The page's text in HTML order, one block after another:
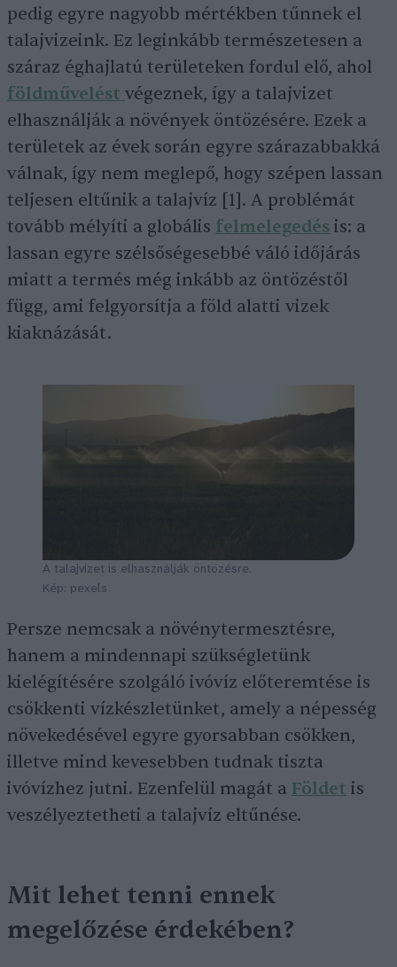
pedig egyre nagyobb mértékben tűnnek el
talajvizeink. Ez leginkább természetesen a
száraz éghajlatú területeken fordul elő, ahol
földművelést végeznek, így a talajvizet
elhasználják a növények öntözésére. Ezek a
területek az évek során egyre szárazabbakká
válnak, így nem meglepő, hogy szépen lassan
teljesen eltűnik a talajvíz [1]. A problémát
tovább mélyíti a globális felmelegedés is: a
lassan egyre szélsőségesebbé váló időjárás
miatt a termés még inkább az öntözéstől
függ, ami felgyorsítja a föld alatti vizek
kiaknázását.
A talajvizet is elhasználják öntözésre.
Kép: pexels
Persze nemcsak a növénytermesztésre,
hanem a mindennapi szükségletünk
kielégítésére szolgáló ivóvíz előteremtése is
csökkenti vízkészletünket, amely a népesség
növekedésével egyre gyorsabban csökken,
illetve mind kevesebben tudnak tiszta
ivóvízhez jutni. Ezenfelül magát a Földet is
veszélyeztetheti a talajvíz eltűnése.
Mit lehet tenni ennek
megelőzése érdekében?